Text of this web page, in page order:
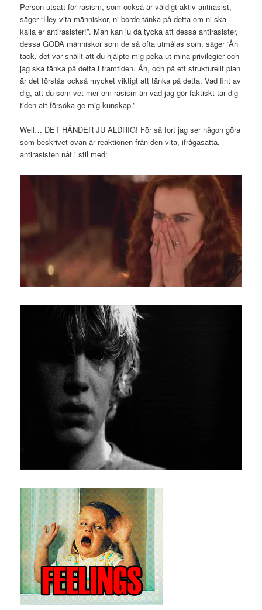
Person utsatt för rasism, som också är väldigt aktiv antirasist,
säger “Hey vita människor, ni borde tänka på detta om ni ska
kalla er antirasister!”. Man kan ju då tycka att dessa antirasister,
dessa GODA människor som de så ofta utmålas som, säger “Åh
tack, det var snällt att du hjälpte mig peka ut mina privilegier och
jag ska tänka på detta i framtiden. Åh, och på ett strukturellt plan
är det förstås också mycket viktigt att tänka på detta. Vad fint av
dig, att du som vet mer om rasism än vad jag gör faktiskt tar dig
tiden att försöka ge mig kunskap.”
Well… DET HÄNDER JU ALDRIG! För så fort jag ser någon göra
som beskrivet ovan är reaktionen från den vita, ifrågasatta,
antirasisten nåt i stil med: